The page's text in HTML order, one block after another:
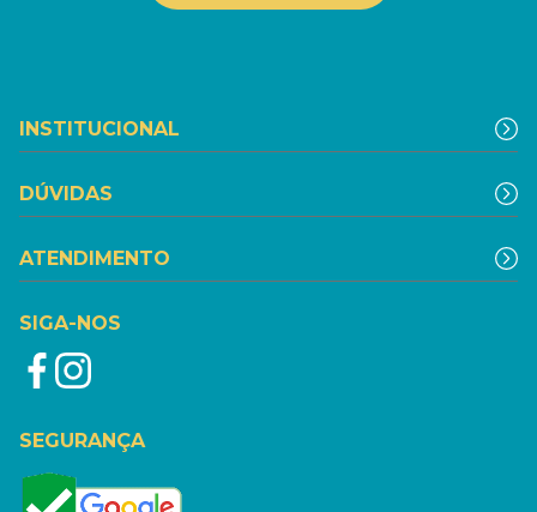
INSTITUCIONAL
DÚVIDAS
ATENDIMENTO
SIGA-NOS
SEGURANÇA